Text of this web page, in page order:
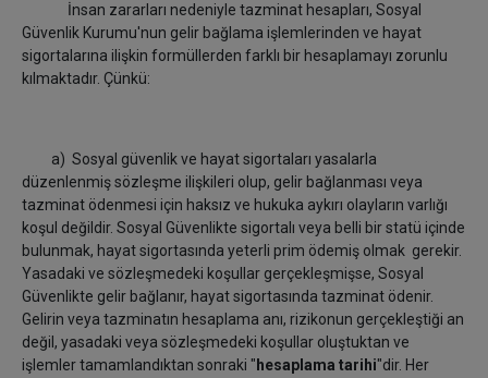
İnsan zararları nedeniyle tazminat hesapları, Sosyal
Güvenlik Kurumu'nun gelir bağlama işlemlerinden ve hayat
sigortalarına ilişkin formüllerden farklı bir hesaplamayı zorunlu
kılmaktadır. Çünkü:
a) Sosyal güvenlik ve hayat sigortaları yasalarla
düzenlenmiş sözleşme ilişkileri olup, gelir bağlanması veya
tazminat ödenmesi için haksız ve hukuka aykırı olayların varlığı
koşul değildir. Sosyal Güvenlikte sigortalı veya belli bir statü içinde
bulunmak, hayat sigortasında yeterli prim ödemiş olmak gerekir.
Yasadaki ve sözleşmedeki koşullar gerçekleşmişse, Sosyal
Güvenlikte gelir bağlanır, hayat sigortasında tazminat ödenir.
Gelirin veya tazminatın hesaplama anı, rizikonun gerçekleştiği an
değil, yasadaki veya sözleşmedeki koşullar oluştuktan ve
işlemler tamamlandıktan sonraki " hesaplama tarihi"dir. Her